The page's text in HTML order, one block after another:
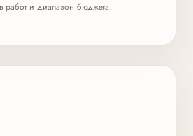
работ и диапазон бюджета.